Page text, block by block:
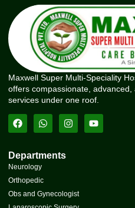
Maxwell Super Multi-Speciality
offers compassionate,
services under one roof.
Departments
Neurology
Orthopedic
Obs and Gynecologist